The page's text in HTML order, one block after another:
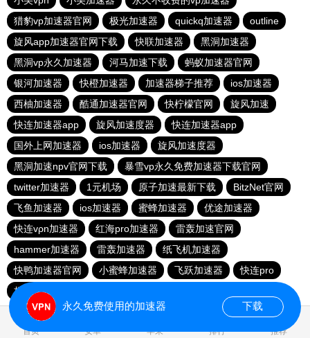
猎豹vp加速器官网
极光加速器 quickq加速器
outline
旋风app加速器官网下载
快联加速器
黑洞加速器
黑洞vp永久加速器
河马加速下载
蚂蚁加速器官网
银河加速器
快橙加速器 加速器梯子推荐
ios加速器
西柚加速器
酷通加速器官网 快柠檬官网
旋风加速
快连加速器app
旋风加速度器
快连加速器app
国外上网加速器
ios加速器
旋风加速度器
黑洞加速npv官网下载
暴雪vp永久免费加速器下载官网
twitter加速器
1元机场 原子加速最新下载
BitzNet官网
飞鱼加速器
ios加速器 蜜蜂加速器
优途加速器
快连vρn加速器
红海pro加速器
雷轰加速官网
hammer加速器
雷轰加速器
纸飞机加速器
快鸭加速器官网
小蜜蜂加速器 飞跃加速器
快连pro
极光vp加速器
首页 安卓 苹果 排行 推荐
永久免费使用的加速器 下载
0.041356s